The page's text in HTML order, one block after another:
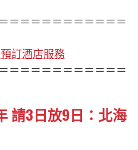
＝＝＝＝＝＝＝＝＝＝＝
預訂酒店服務
＝＝＝＝＝＝＝＝＝＝＝
請3日放9日：北海